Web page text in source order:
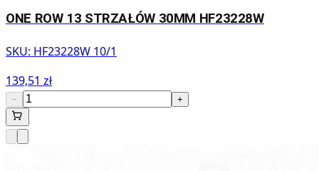
ONE ROW 13 STRZAŁÓW 30MM HF23228W
SKU: HF23228W 10/1
139,51 zł
− +